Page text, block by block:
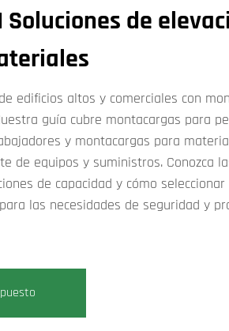
de
edificios altos y comerciales con
guía cubre montacargas para
y montacargas para
de equipos y suministros. Conozca
de capacidad y cómo seleccionar
las necesidades de seguridad y